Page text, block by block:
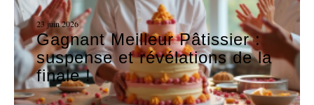
23 juin 2026
Gagnant Meilleur Pâtissier :
suspense et révélations de la
finale !